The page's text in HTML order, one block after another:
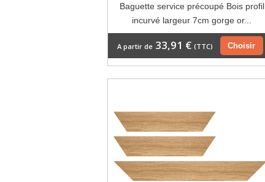
Baguette service précoupé Bois profil
incurvé largeur 7cm gorge or...
Choisir
A partir de 33,91 € (TTC)